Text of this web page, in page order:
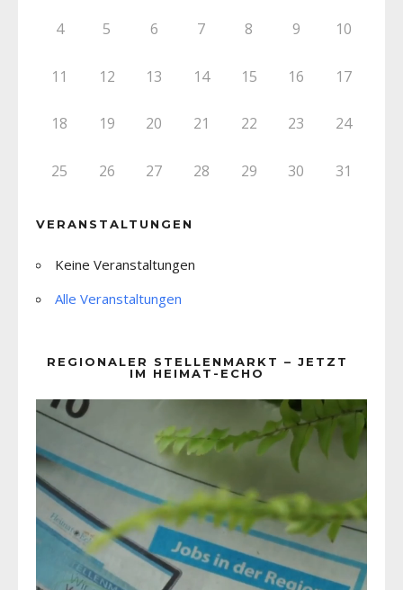
4 5 6 7 8 9 10
11 12 13 14 15 16 17
18 19 20 21 22 23 24
25 26 27 28 29 30 31
VERANSTALTUNGEN
Keine Veranstaltungen
Alle Veranstaltungen
REGIONALER STELLENMARKT – JETZT
IM HEIMAT-ECHO
Player